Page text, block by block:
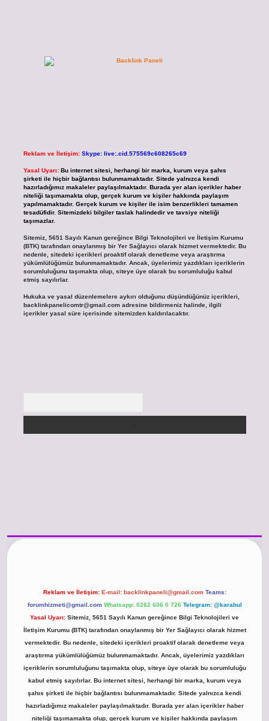
Reklam ve İletişim: Skype: live:.cid.575569c608265c69
Yasal Uyarı: Bu internet sitesi, herhangi bir marka, kurum veya şahıs
şirketi ile hiçbir bağlantısı bulunmamaktadır. Sitede yalnızca kendi
hazırladığımız makaleler paylaşılmaktadır. Burada yer alan içerikler haber
niteliği taşımamakta olup, gerçek kurum ve kişiler hakkında paylaşım
yapılmamaktadır. Gerçek kurum ve kişiler ile isim benzerlikleri tamamen
tesadüfidir. Sitemizdeki bilgiler taslak halindedir ve tavsiye niteliği
taşımazlar.
Sitemiz, 5651 Sayılı Kanun gereğince Bilgi Teknolojileri ve İletişim Kurumu
(BTK) tarafından onaylanmış bir Yer Sağlayıcı olarak hizmet vermektedir. Bu
nedenle, sitedeki içerikleri proaktif olarak denetleme veya araştırma
yükümlülüğümüz bulunmamaktadır. Ancak, üyelerimiz yazdıkları içeriklerin
sorumluluğunu taşımakta olup, siteye üye olarak bu sorumluluğu kabul
etmiş sayılırlar.
Hukuka ve yasal düzenlemelere aykırı olduğunu düşündüğünüz içerikleri,
backlinkpanelicomtr@gmail.comadresine bildirmeniz halinde, ilgili
içerikler yasal süre içerisinde sitemizden kaldırılacaktır.
Reklam ve İletişim: E-mail: backlinkpaneli@gmail.com Teams:
forumhizmeti@gmail.com Whatsapp: 0262 606 0 726 Telegram: @karabul
Yasal Uyarı: Sitemiz, 5651 Sayılı Kanun gereğince Bilgi Teknolojileri ve
İletişim Kurumu (BTK) tarafından onaylanmış bir Yer Sağlayıcı olarak hizmet
vermektedir. Bu nedenle, sitedeki içerikleri proaktif olarak denetleme veya
araştırma yükümlülüğümüz bulunmamaktadır. Ancak, üyelerimiz yazdıkları
içeriklerin sorumluluğunu taşımakta olup, siteye üye olarak bu sorumluluğu
kabul etmiş sayılırlar. Bu internet sitesi, herhangi bir marka, kurum veya
şahıs şirketi ile hiçbir bağlantısı bulunmamaktadır. Sitede yalnızca kendi
hazırladığımız makaleler paylaşılmaktadır. Burada yer alan içerikler haber
niteliği taşımamakta olup, gerçek kurum ve kişiler hakkında paylaşım